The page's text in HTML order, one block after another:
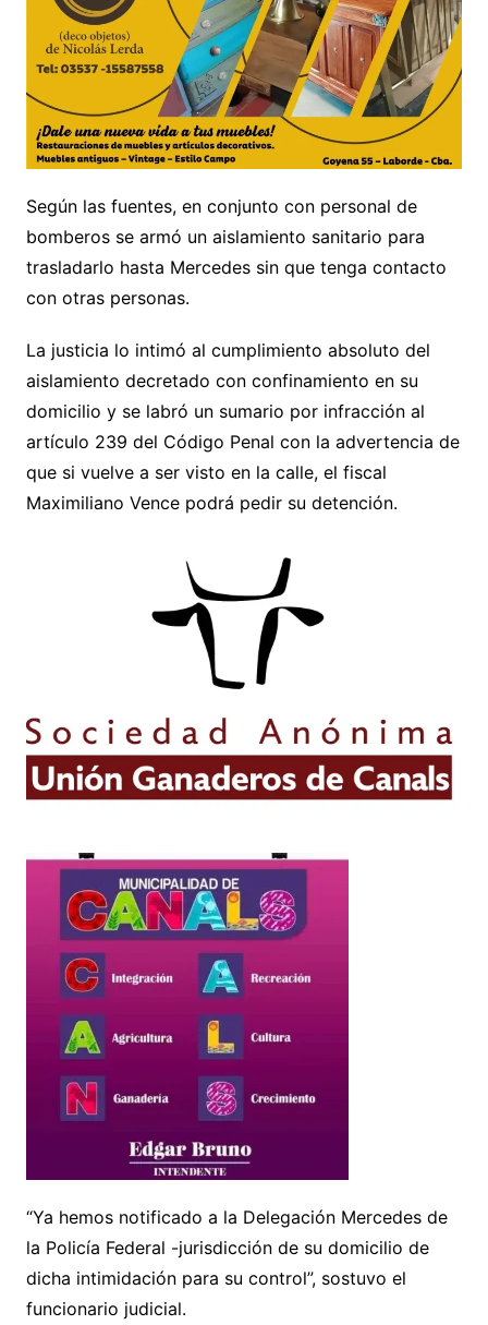
Según las fuentes, en conjunto con personal de
bomberos se armó un aislamiento sanitario para
trasladarlo hasta Mercedes sin que tenga contacto
con otras personas.
La justicia lo intimó al cumplimiento absoluto del
aislamiento decretado con confinamiento en su
domicilio y se labró un sumario por infracción al
artículo 239 del Código Penal con la advertencia de
que si vuelve a ser visto en la calle, el fiscal
Maximiliano Vence podrá pedir su detención.
“Ya hemos notificado a la Delegación Mercedes de
la Policía Federal -jurisdicción de su domicilio de
dicha intimidación para su control”, sostuvo el
funcionario judicial.